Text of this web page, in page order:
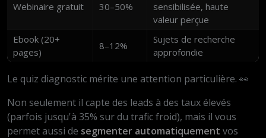
Webinaire gratuit 30–50%
sensibilisée, haute
valeur perçue
Ebook (20+
pages)
8–12%
Sujets de recherche
approfondie
Le quiz diagnostic mérite une attention particulière. 👀
Non seulement il capte des leads à des taux élevés
(parfois jusqu'à 35% sur du trafic froid), mais il vous
permet aussi de segmenter automatiquement vos